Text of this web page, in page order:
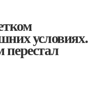
условиях.